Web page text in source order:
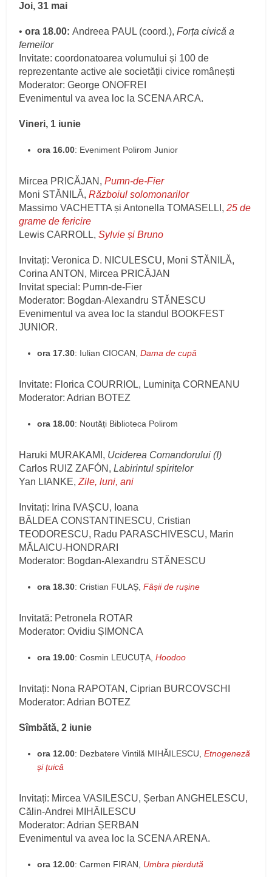
Joi, 31 mai
•ora 18.00: Andreea PAUL (coord.),Forța civică a
femeilor
Invitate: coordonatoarea volumului și 100 de
reprezentante active ale societății civice românești
Moderator: George ONOFREI
Evenimentul va avea loc la SCENA ARCA.
Vineri, 1 iunie
ora 16.00: Eveniment Polirom Junior
Mircea PRICĂJAN,Pumn-de-Fier
Moni STĂNILĂ,Războiul solomonarilor
Massimo VACHETTA și Antonella TOMASELLI,25 de
grame de fericire
Lewis CARROLL,Sylvie și Bruno
Invitați: Veronica D. NICULESCU, Moni STĂNILĂ,
Corina ANTON, Mircea PRICĂJAN
Invitat special: Pumn-de-Fier
Moderator: Bogdan-Alexandru STĂNESCU
Evenimentul va avea loc la standul BOOKFEST
JUNIOR.
ora 17.30: Iulian CIOCAN,Dama de cupă
Invitate: Florica COURRIOL, Luminița CORNEANU
Moderator: Adrian BOTEZ
ora 18.00: Noutăți Biblioteca Polirom
Haruki MURAKAMI, Uciderea Comandorului (I)
Carlos RUIZ ZAFÓN,Labirintul spiritelor
Yan LIANKE,Zile, luni, ani
Invitați: Irina IVAȘCU, Ioana
BÂLDEA CONSTANTINESCU, Cristian
TEODORESCU, Radu PARASCHIVESCU, Marin
MĂLAICU-HONDRARI
Moderator: Bogdan-Alexandru STĂNESCU
ora 18.30: Cristian FULAȘ,Fâșii de rușine
Invitată: Petronela ROTAR
Moderator: Ovidiu ȘIMONCA
ora 19.00: Cosmin LEUCUȚA,Hoodoo
Invitați: Nona RAPOTAN, Ciprian BURCOVSCHI
Moderator: Adrian BOTEZ
Sîmbătă, 2 iunie
ora 12.00: Dezbatere Vintilă MIHĂILESCU,Etnogeneză
și țuică
Invitați: Mircea VASILESCU, Șerban ANGHELESCU,
Călin-Andrei MIHĂILESCU
Moderator: Adrian ȘERBAN
Evenimentul va avea loc la SCENA ARENA.
ora 12.00: Carmen FIRAN, Umbra pierdută